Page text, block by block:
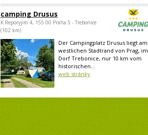
camping Drusus
K Reporyjim 4, 155 00 Praha 5 - Trebonice
(102 km)
Der Campingplatz Drusus liegt am
westlichen Stadtrand von Prag, im
Dorf Trebonice, nur 10 km vom
historischen...
web stránky